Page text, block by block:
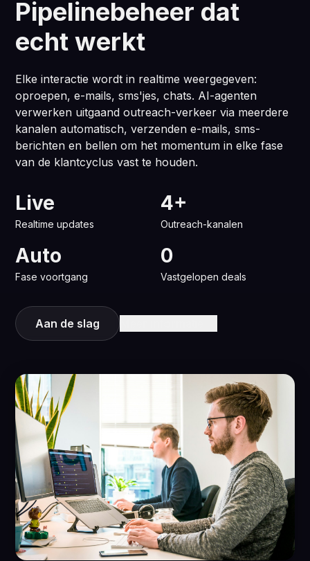
Pipelinebeheer dat
echt werkt
Elke interactie wordt in realtime weergegeven:
oproepen, e-mails, sms'jes, chats. AI-agenten
verwerken uitgaand outreach-verkeer via meerdere
kanalen automatisch, verzenden e-mails, sms-
berichten en bellen om het momentum in elke fase
van de klantcyclus vast te houden.
Live
Realtime updates
4+
Outreach-kanalen
Auto
Fase voortgang
0
Vastgelopen deals
Aan de slag